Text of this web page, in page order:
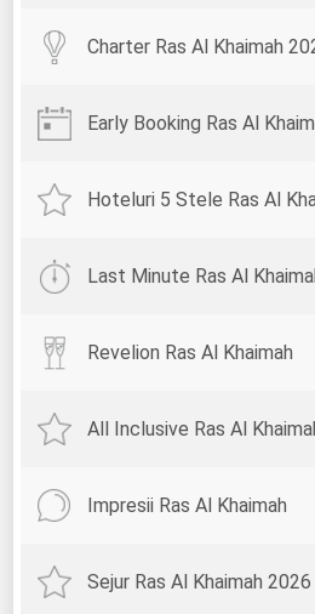
Charter Ras Al Khaimah
Early Booking Ras Al
Hoteluri 5 Stele Ras Al
Last Minute Ras Al
Revelion Ras Al Khaimah
All Inclusive Ras Al
Impresii Ras Al Khaimah
Sejur Ras Al Khaimah 2026